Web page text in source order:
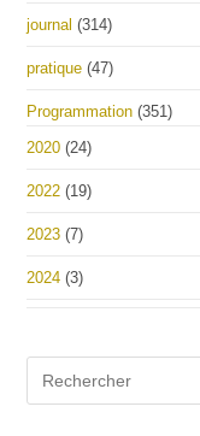
journal (314)
pratique (47)
Programmation (351)
2020 (24)
2022 (19)
2023 (7)
2024 (3)